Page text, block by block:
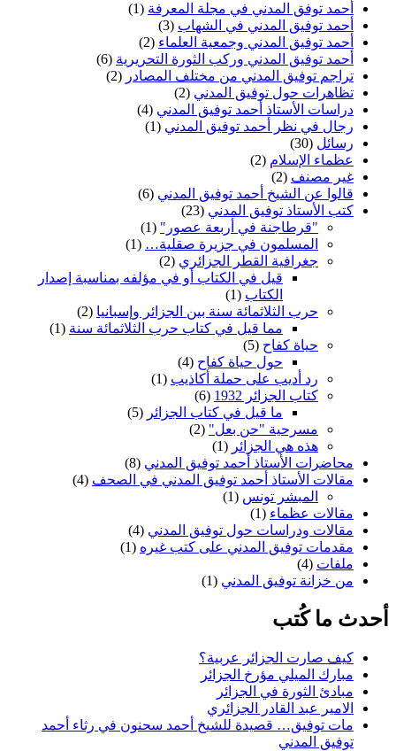
أحمد توفق المدني في مجلة المعرفة (1)
أحمد توفيق المدني في الشهاب (3)
أحمد توفيق المدني وجمعية العلماء (2)
أحمد توفيق المدني وركب الثورة التحريرية (6)
تراجم توفيق المدني من مختلف المصادر (2)
تظاهرات حول توفيق المدني (2)
دراسات اﻷستاذ أحمد توفيق المدني (4)
رجال في نظر أحمد توفيق المدني (1)
رسائل (30)
عظماء الإسلام (2)
غير مصنف (2)
قالوا عن الشيخ أحمد توفيق المدني (6)
كتب اﻷستاذ توفيق المدني (23)
"قرطاجنة في أربعة عصور" (1)
المسلمون في جزيرة صقلية… (1)
جغرافية القطر الجزائري (2)
قيل في الكتاب أو في مؤلفه بمناسبة إصدار
الكتاب (1)
حرب الثلاثمائة سنة بين الجزائر وإسبانيا (2)
مما قيل في كتاب حرب الثلاثمائة سنة (1)
حياة كفاح (5)
حول حياة كفاح (4)
رد أديب على حملة أكاذيب (1)
كتاب الجزائر 1932
(6)
ما قيل في كتاب الجزائر (5)
مسرحية "حن بعل" (2)
هذه هي الجزائر (1)
محاضرات اﻷستاذ أحمد توفيق المدني (8)
مقالات اﻷستاذ أحمد توفيق المدني في الصحف (4)
المبشر تونس (1)
مقالات عظماء (1)
مقالات ودراسات حول توفيق المدني (4)
مقدمات توفيق المدني على كتب غيره (1)
ملفات (4)
من خزانة توفيق المدني (1)
أحدث ما كُتب
كيف صارت الجزائر عربية؟
مبارك الميلي مؤرخ الجزائر
مبادئ الثورة في الجزائر
الامير عبد القادر الجزائري
مات توفيق… قصيدة للشيخ أحمد سحنون في رثاء أحمد
توفيق المدني